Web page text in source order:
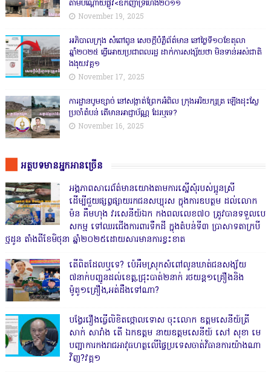
តាមបណ្តោយផ្លូវ<ឧកញ៉ាទ្រីហេង២០១១
November 19, 2025
អភិបាលក្រុង សំពៅពូន សេចក្តីបំភ្លឺព័ត៌មាន នៅថ្ងៃទី១០ខែតុលា
ឆ្នាំ២០២៥ ធ្វើអោយប្រជាពលរដ្ឋ ដាក់ការសង្ស័យថា មិនទាន់អស់ជាតិ
ងងុយវគ្គ១
November 17, 2025
ការដ្ឋានបូមខ្សាច់ នៅសង្កាត់ព្រែកអំពិល ក្រុងអរិយក្សត្រ ឡើងដុះស្លែ
ប្រចាំតំបន់ តើមានអាជ្ញាប័ណ្ណ ដែរឬទេ?
November 16, 2025
អត្ថបទមានអ្នកអានច្រើន
អង្គភាពសារេព័ត៌មានយោងតាមការស្នើសុំរបស់ប្អូនស្រី
ដើម្បីជួយផ្សព្វផ្សាយរកជនសប្បុរស ក្នុងការឧបត្ថម ដល់លោក
ម៉ន គឹមហុង វរសេនីយ៍ឯក កងពលលេខ៧០ ត្រូវបានទទួលបេ
សកម្ម ទៅឈរជើងការពារទឹកដី ក្នុងតំបន់ទី៣ ប្រាសាទតាក្របី
ថ្មដូន តាំងពីខែមិថុនា ឆ្នាំ២០២៥ដោយសារមានការខ្វះខាត
តើពិតដែលឬទេ? ប៉េអឹមស្រុកសំពៅលូនឃាត់ជនសង្ស័យ
៧នាក់បញ្ជូនដល់ខេត្ត,ជ្រុះបាត់២នាក់ រថយន្ត១គ្រឿងនិង
ម៉ូតូ១គ្រឿង,អត់ដឹងទៅណា?
បង្វែររឿងធ្វើលិខិតថ្កោលទោស ចុះលោក ឧត្តមសេនីយ៍ត្រី
សាក់ សារាំង តើ ឯកឧត្តម នាយឧត្តមសេនីយ៍ សៅ សុខា មេ
បញ្ជាការកងរាជអាវុធហត្ថលើផ្ទៃប្រទេសចាត់វិធានការយ៉ាងណា
វិញ?វគ្គ១